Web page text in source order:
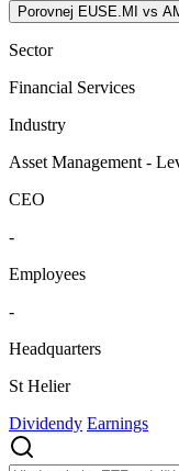
Porovnej EUSE.MI vs
Sector
Financial Services
Industry
Asset Management -
CEO
-
Employees
-
Headquarters
St Helier
Dividendy Earnings